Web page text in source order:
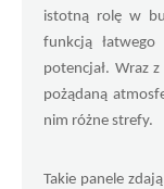
istotną rolę w
funkcją
potencjał. Wraz
pożądaną
nim różne strefy.
Takie panele